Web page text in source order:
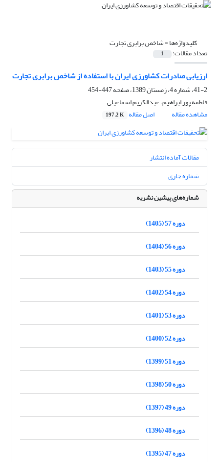
کلیدواژه‌ها =شاخص برابری تجارت
تعداد مقالات: 1
ارزیابی صادرات کشاورزی ایران با استفاده از شاخص برابری تجارت
41-2، شماره 4، زمستان 1389، صفحه
447-454
فاطمه پور ابراهیم، عبدالکریم اسماعیلی
مشاهده مقاله
اصل مقاله 197.2 K
مقالات آماده انتشار
شماره جاری
شماره‌های پیشین نشریه
دوره 57 (1405)
دوره 56 (1404)
دوره 55 (1403)
دوره 54 (1402)
دوره 53 (1401)
دوره 52 (1400)
دوره 51 (1399)
دوره 50 (1398)
دوره 49 (1397)
دوره 48 (1396)
دوره 47 (1395)